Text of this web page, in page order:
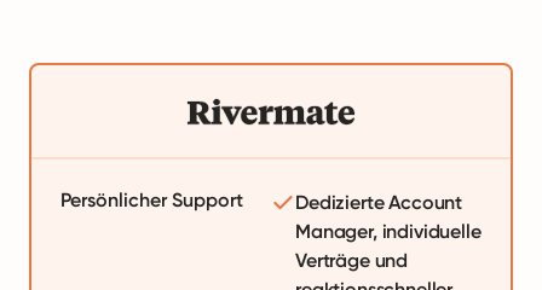
Persönlicher Support
Dedizierte Account
Manager, individuelle
Verträge und